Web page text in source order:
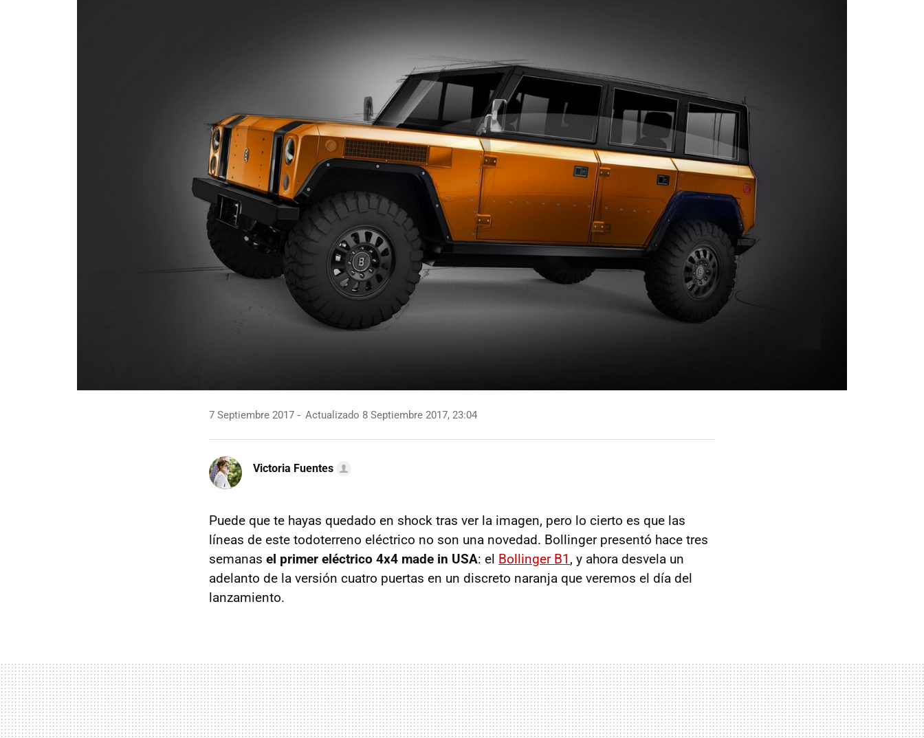
7 Septiembre 2017 Actualizado 8 Septiembre 2017, 23:04
Victoria Fuentes
Puede que te hayas quedado en shock tras ver la imagen, pero lo cierto es que las
líneas de este todoterreno eléctrico no son una novedad. Bollinger presentó hace tres
semanas el primer eléctrico 4x4 made in USA: el Bollinger B1 , y ahora desvela un
adelanto de la versión cuatro puertas en un discreto naranja que veremos el día del
lanzamiento.